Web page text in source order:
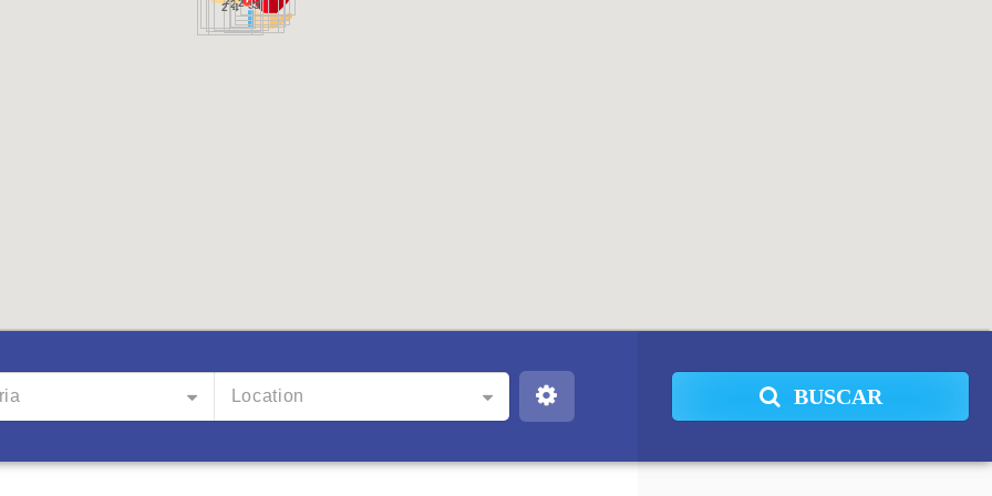
3
42
2 3
2
Location BUSCAR